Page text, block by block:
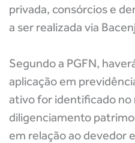
privada, consórcios e
a ser realizada via
Segundo a PGFN,
aplicação em
ativo for identificado no
diligenciamento
em relação ao devedor